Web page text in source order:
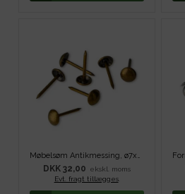
DKK 32,00
ekskl. moms
Evt. fragt tillægges.